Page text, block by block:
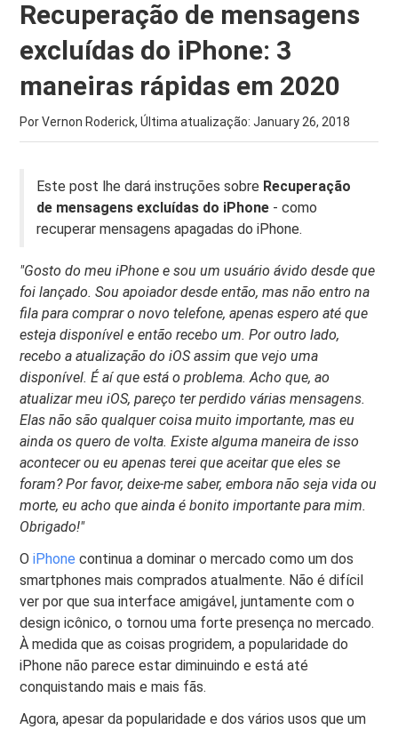
Recuperação de mensagens
excluídas do iPhone: 3
maneiras rápidas em 2020
Por Vernon Roderick, Última atualização:January 26, 2018
Este post lhe dará instruções sobre Recuperação
de mensagens excluídas do iPhone - como
recuperar mensagens apagadas do iPhone.
"Gosto do meu iPhone e sou um usuário ávido desde que
foi lançado. Sou apoiador desde então, mas não entro na
fila para comprar o novo telefone, apenas espero até que
esteja disponível e então recebo um. Por outro lado,
recebo a atualização do iOS assim que vejo uma
disponível. É aí que está o problema. Acho que, ao
atualizar meu iOS, pareço ter perdido várias mensagens.
Elas não são qualquer coisa muito importante, mas eu
ainda os quero de volta. Existe alguma maneira de isso
acontecer ou eu apenas terei que aceitar que eles se
foram? Por favor, deixe-me saber, embora não seja vida ou
morte, eu acho que ainda é bonito importante para mim.
Obrigado!"
OiPhone continua a dominar o mercado como um dos
smartphones mais comprados atualmente. Não é difícil
ver por que sua interface amigável, juntamente com o
design icônico, o tornou uma forte presença no mercado.
À medida que as coisas progridem, a popularidade do
iPhone não parece estar diminuindo e está até
conquistando mais e mais fãs.
Agora, apesar da popularidade e dos vários usos que um